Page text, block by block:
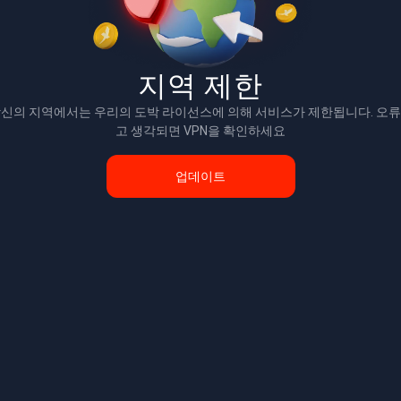
지역 제한
의 지역에서는 우리의 도박 라이선스에 의해 서비스가 제한됩니다. 오
고 생각되면 VPN을 확인하세요
업데이트